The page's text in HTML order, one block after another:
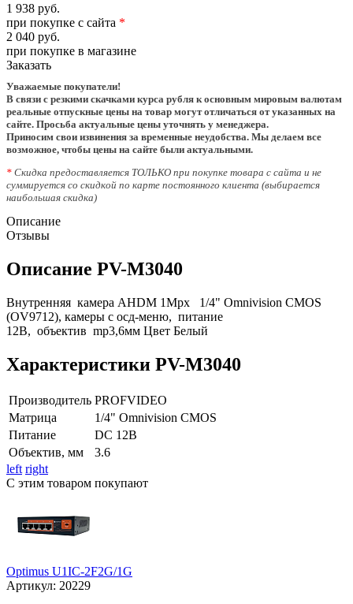
1 938 руб.
при покупке с сайта *
2 040 руб.
при покупке в магазине
Заказать
Уважаемые покупатели!
В связи с резкими скачками курса рубля к основным мировым валютам
реальные отпускные цены на товар могут отличаться от указанных на
сайте. Просьба актуальные цены уточнять у менеджера.
Приносим свои извинения за временные неудобства. Мы делаем все
возможное, чтобы цены на сайте были актуальными.
* Скидка предоставляется ТОЛЬКО при покупке товара с сайта и не
суммируется со скидкой по карте постоянного клиента (выбирается
наибольшая скидка)
Описание
Отзывы
Описание PV-M3040
Внутренняя камера AHDM 1Mpx 1/4" Omnivision CMOS
(OV9712), камеры с осд-меню, питание
12В, объектив mp3,6мм Цвет Белый
Характеристики PV-M3040
Производитель PROFVIDEO
Матрица
1/4" Omnivision CMOS
Питание
DC 12В
Объектив, мм
3.6
left right
С этим товаром покупают
Optimus U1IC-2F2G/1G
Артикул: 20229